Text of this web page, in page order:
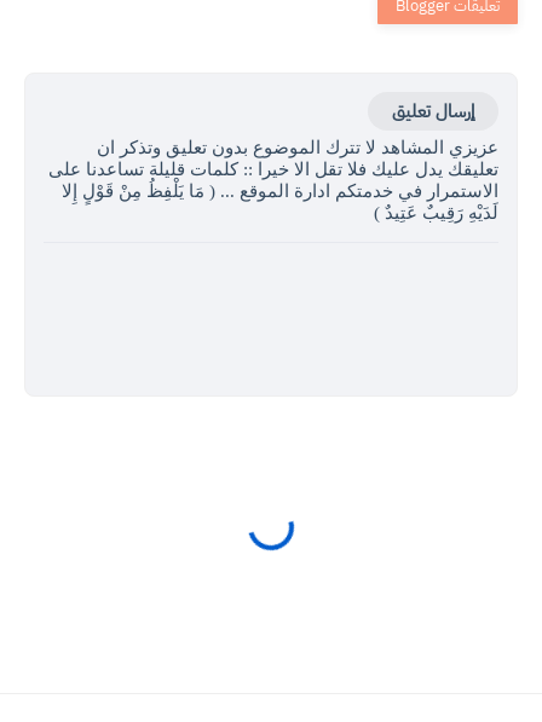
إرسال تعليق
عزيزي المشاهد لا تترك الموضوع بدون تعليق وتذكر ان
تعليقك يدل عليك فلا تقل الا خيرا :: كلمات قليلة تساعدنا على
الاستمرار في خدمتكم ادارة الموقع ... ( مَا يَلْفِظُ مِنْ قَوْلٍ إِلا
لَدَيْهِ رَقِيبٌ عَتِيدٌ )